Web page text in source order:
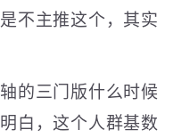
不主推这个，其实
的三门版什么时候
白，这个人群基数